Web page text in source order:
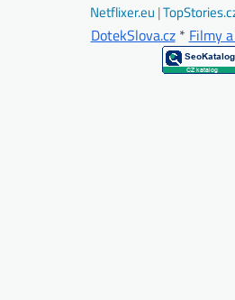
Netflixer.eu |
DotekSlova.cz* Filmy